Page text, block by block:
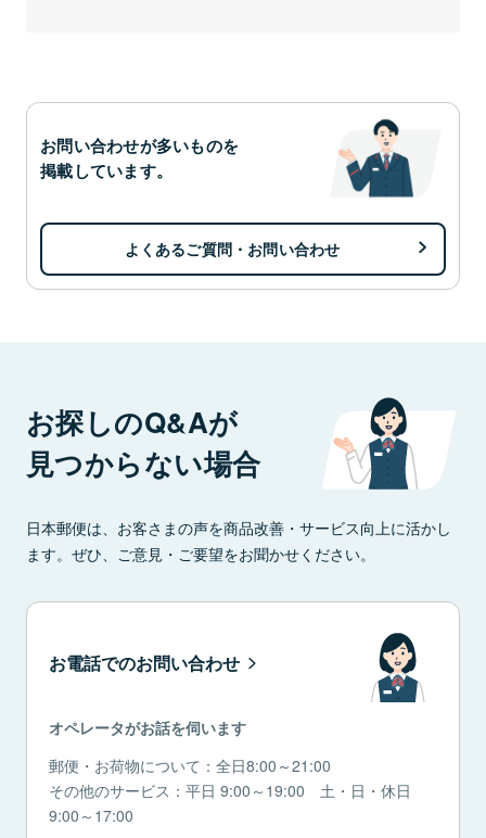
お問い合わせが多いものを
掲載しています。
よくあるご質問・お問い合わせ
お探しのQ&Aが
見つからない場合
日本郵便は、お客さまの声を商品改善・サービス向上に活かし
ます。ぜひ、ご意見・ご要望をお聞かせください。
お電話でのお問い合わせ
オペレータがお話を伺います
郵便・お荷物について：全日8:00～21:00
その他のサービス：平日 9:00～19:00 土・日・休日
9:00～17:00